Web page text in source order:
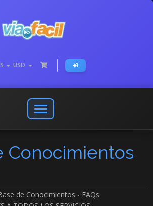
USD
Abrir
o
menú
de
Conocimientos
de Conocimientos - FAQs